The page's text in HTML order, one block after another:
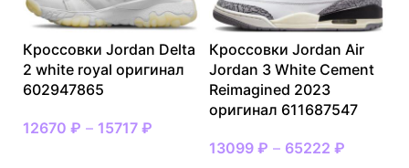
Кроссовки Jordan Delta
2 white royal оригинал
602947865
12670 ₽ – 15717 ₽
Кроссовки Jordan Air
Jordan 3 White Cement
Reimagined 2023
оригинал 611687547
13099 ₽ – 65222 ₽